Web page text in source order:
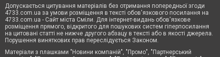
Допускається цитування матеріалів без отримання попередньої згоди
4733.com.ua за умови розміщення в тексті обов'язкового посилання на
4733.com.ua - Сайт міста Сміли. Для інтернет-видань обов'язкове
розміщення прямого, відкритого для пошукових систем гіперпосилання
на цитовані статті не нижче другого абзацу в тексті або в якості джерела.
Порушення виняткових прав переслідується Законом.
Матеріали з плашками "Новини компаній", "Промо", "Партнерський